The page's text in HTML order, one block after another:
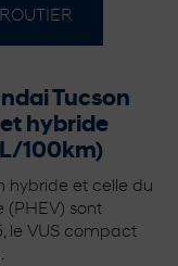
Tucson
hybride
100km)
hybride et celle du
(PHEV) sont
le VUS compact